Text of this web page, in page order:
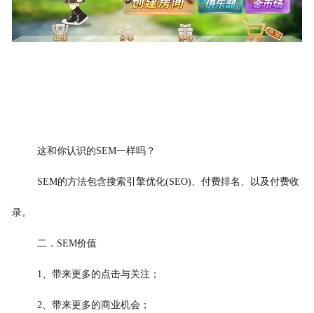
这和你认识的SEM一样吗？
SEM的方法包含搜索引擎优化(SEO)、付费排名、以及付费收
录。
二．SEM价值
1、带来更多的点击与关注；
2、带来更多的商业机会；